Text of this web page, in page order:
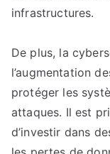
infrastructures.
De plus, la
l’augmentation
protéger les
attaques. Il est
d’investir dans